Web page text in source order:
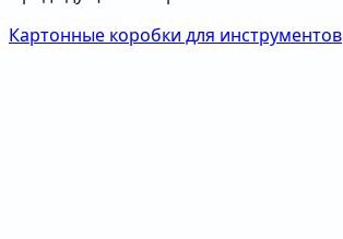
Картонные коробки для инструментов